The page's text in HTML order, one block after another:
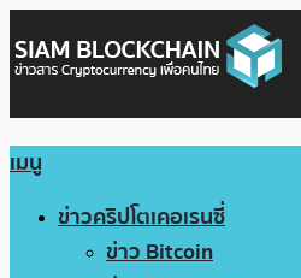
เมนู
ข่าวคริปโตเคอเรนซี่
ข่าว Bitcoin